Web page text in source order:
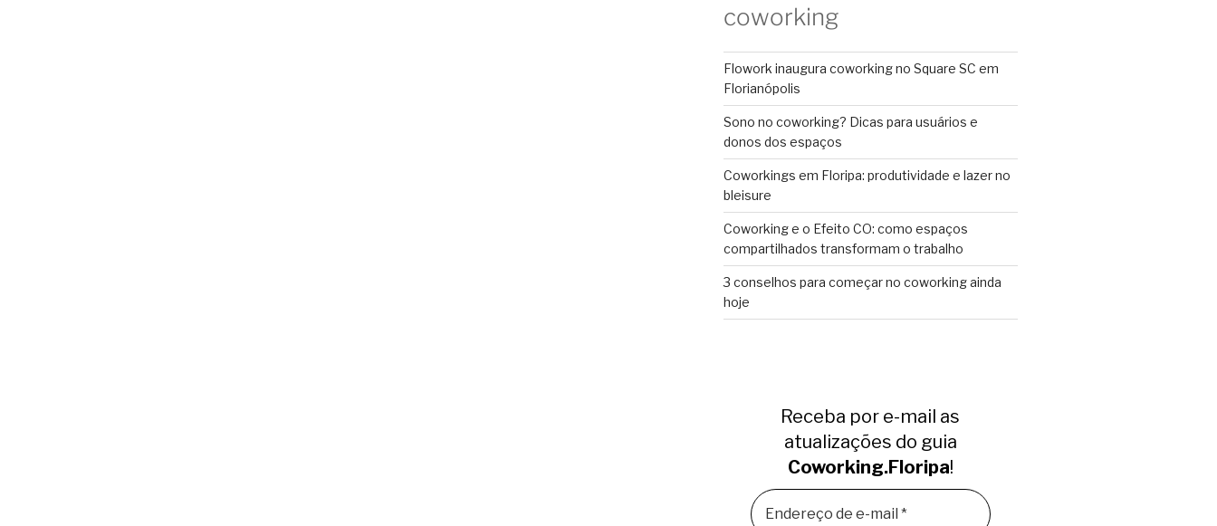
coworking
Flowork inaugura coworking no Square SC em
Florianópolis
Sono no coworking? Dicas para usuários e
donos dos espaços
Coworkings em Floripa: produtividade e lazer no
bleisure
Coworking e o Efeito CO: como espaços
compartilhados transformam o trabalho
3 conselhos para começar no coworking ainda
hoje
Receba por e-mail as
atualizações do guia
Coworking.Floripa!